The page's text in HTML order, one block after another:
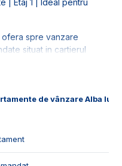
de vânzare Alba Iulia
| Etaj 1 | Ideal pentru
ofera spre vanzare
situat in cartierul